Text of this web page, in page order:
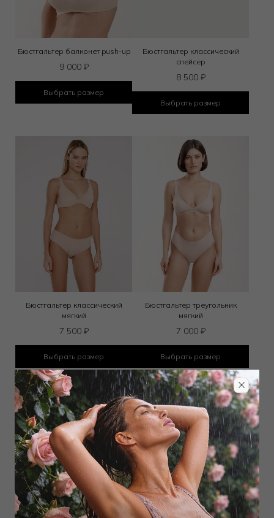
Бюстгальтер балконет push-up
9 000 ₽
Выбрать размер
Бюстгальтер классический
спейсер
8 500 ₽
Выбрать размер
Бюстгальтер классический
мягкий
7 500 ₽
Выбрать размер
Бюстгальтер треугольник
мягкий
7 000 ₽
Выбрать размер